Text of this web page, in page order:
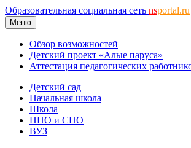
Образовательная социальная сеть nsportal.ru
Меню
Обзор возможностей
Детский проект «Алые паруса»
Аттестация педагогических
Детский сад
Начальная школа
Школа
НПО и СПО
ВУЗ